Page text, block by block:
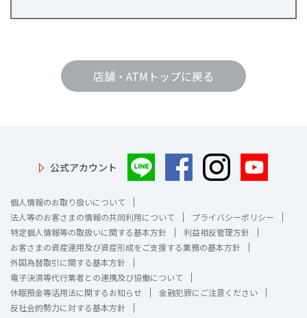
店舗・ATMトップに戻る
公式アカウント
個人情報のお取り扱いについて
法人等のお客さまの情報の共同利用について
プライバシーポリシー
特定個人情報等の取扱いに関する基本方針
利益相反管理方針
お客さまの資産運用及び資産形成をご支援する業務の基本方針
外国為替取引に関する基本方針
電子決済等代行業者との連携及び協働について
休眠預金等活用法に関するお知らせ
金融犯罪にご注意ください
反社会的勢力に対する基本方針